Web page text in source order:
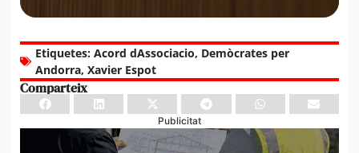
Etiquetes: Acord dAssociacio, Demòcrates per
Andorra, Xavier Espot
Comparteix
Publicitat